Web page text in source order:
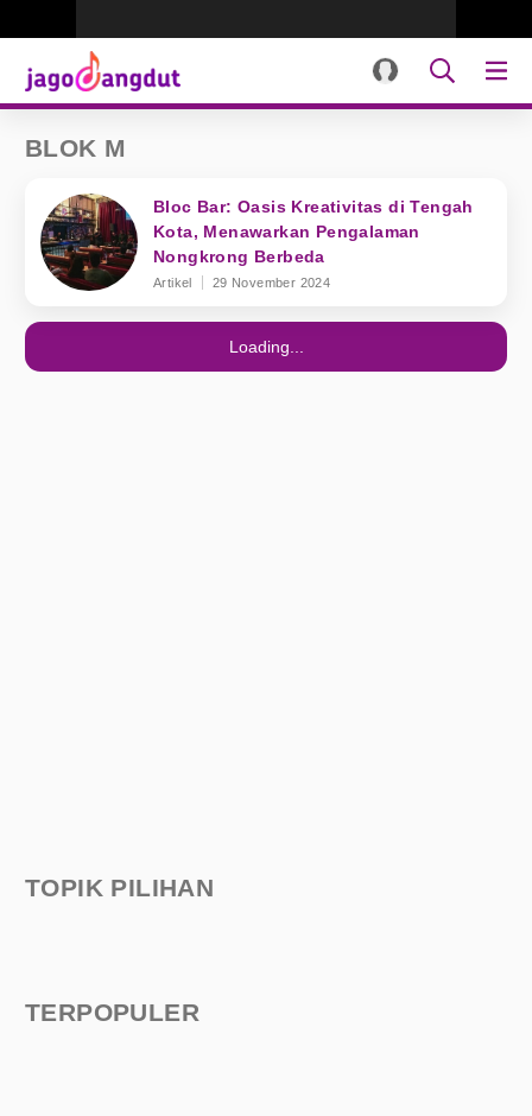
BLOK M
Bloc Bar: Oasis Kreativitas di Tengah
Kota, Menawarkan Pengalaman
Nongkrong Berbeda
Artikel 29 November 2024
Loading...
TOPIK PILIHAN
TERPOPULER